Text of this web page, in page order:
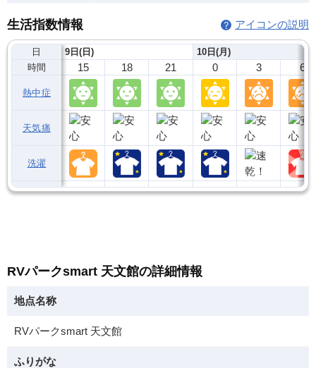
生活指数情報 アイコンの説明
日
時間
熱中症
天気痛
洗濯
9日(日)
15 18 21
10日(月)
0 3 6
RVパークsmart 天文館の詳細情報
地点名称
RVパークsmart 天文館
ふりがな